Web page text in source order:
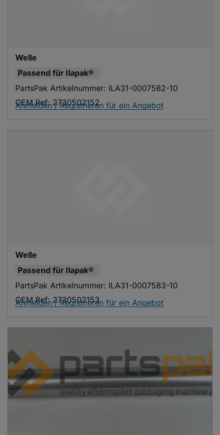
Welle
Passend für Ilapak®
PartsPak Artikelnummer: ILA31-0007582-10
OEM Ref: 2730502152
Anmelden / Registrieren für ein Angebot
Welle
Passend für Ilapak®
PartsPak Artikelnummer: ILA31-0007583-10
OEM Ref: 2730502153
Anmelden / Registrieren für ein Angebot